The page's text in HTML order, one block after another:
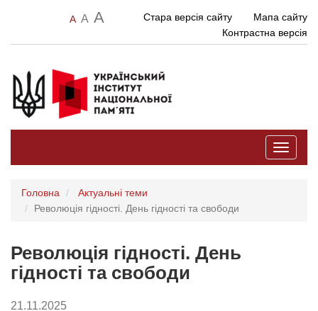
A A A Стара версія сайту
Мапа сайту
Контрастна версія
Toggle
Головна
Актуальні теми
Революція гідності. День гідності та свободи
Революція гідності. День
гідності та свободи
21.11.2025